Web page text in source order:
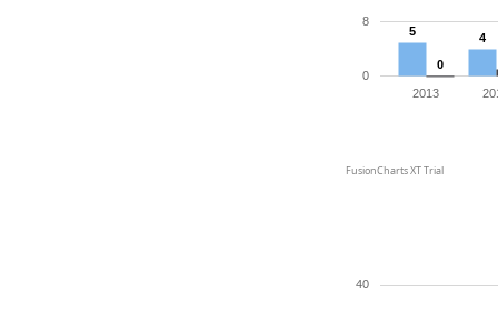
0
8
2013
5
4
0
FusionCharts XT Trial
40